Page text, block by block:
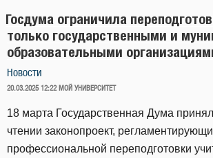
Госдума ограничила
только государственными и
образовательными
Новости
ОПУБЛИКОВАНО
20.03.2025 12:22 МОЙ УНИВЕРСИТЕТ
18 марта Государственная Дума
чтении законопроект,
профессиональной переподготовки